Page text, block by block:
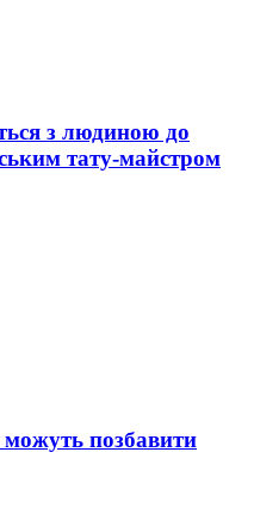
з людиною до
тату-майстром
позбавити